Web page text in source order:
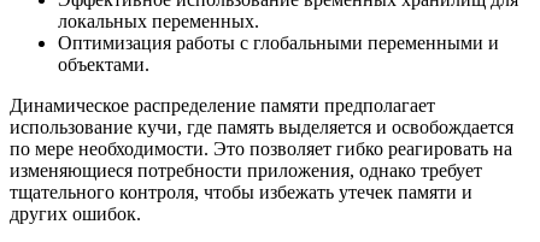
локальных переменных.
Оптимизация работы с глобальными переменными и
объектами.
Динамическое распределение памяти предполагает
использование кучи, где память выделяется и освобождается
по мере необходимости. Это позволяет гибко реагировать на
изменяющиеся потребности приложения, однако требует
тщательного контроля, чтобы избежать утечек памяти и
других ошибок.